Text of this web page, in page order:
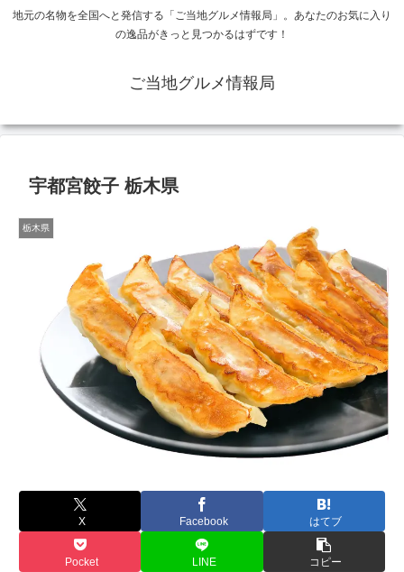
地元の名物を全国へと発信する「ご当地グルメ情報局」。あなたのお気に入り
の逸品がきっと見つかるはずです！
ご当地グルメ情報局
宇都宮餃子 栃木県
栃木県
X Facebook はてブ
Pocket LINE コピー